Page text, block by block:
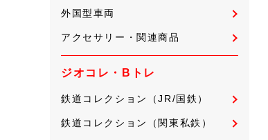
外国型車両
アクセサリー・関連商品
ジオコレ・Bトレ
鉄道コレクション（JR/国鉄）
鉄道コレクション（関東私鉄）